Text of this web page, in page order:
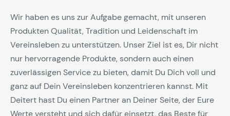
Wir haben es uns zur Aufgabe gemacht, mit unseren
Produkten Qualität, Tradition und Leidenschaft im
Vereinsleben zu unterstützen. Unser Ziel ist es, Dir nicht
nur hervorragende Produkte, sondern auch einen
zuverlässigen Service zu bieten, damit Du Dich voll und
ganz auf Dein Vereinsleben konzentrieren kannst. Mit
Deitert hast Du einen Partner an Deiner Seite, der Eure
Werte versteht und sich dafür einsetzt, das Beste für